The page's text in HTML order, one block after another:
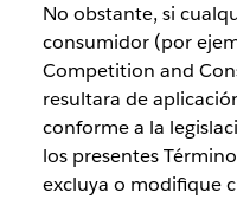
No obstante, si
consumidor (por
Competition and
resultara de
conforme a la
los presentes
excluya o modifique